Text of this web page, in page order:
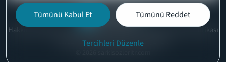
Tümünü Kabul Et Tümünü Reddet
Tercihleri Düzenle
şarkısözleritr
HakkımızdaTelif ve İçerik Kaldırma Kullanım ŞartlarıGizlilik Politikası
Çerez PolitikasıİletişimÇerez Ayarları